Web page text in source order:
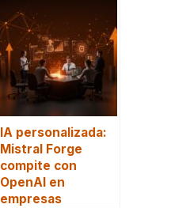
IA personalizada:
Mistral Forge
compite con
OpenAI en
empresas